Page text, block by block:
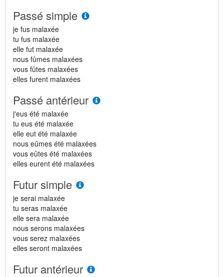
Passé simple
je fus malaxée
tu fus malaxée
elle fut malaxée
nous fûmes malaxées
vous fûtes malaxées
elles furent malaxées
Passé antérieur
j'eus été malaxée
tu eus été malaxée
elle eut été malaxée
nous eûmes été malaxées
vous eûtes été malaxées
elles eurent été malaxées
Futur simple
je serai malaxée
tu seras malaxée
elle sera malaxée
nous serons malaxées
vous serez malaxées
elles seront malaxées
Futur antérieur